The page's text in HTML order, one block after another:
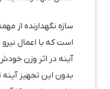
سازه نگهدارنده از
است که با اعمال
آینه در اثر وزن
بدون این تجهیز